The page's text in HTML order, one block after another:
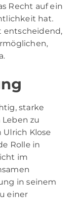
Recht auf ein
hat.
entscheidend,
starke
zu
Klose
Rolle in
im
in seinem
einer